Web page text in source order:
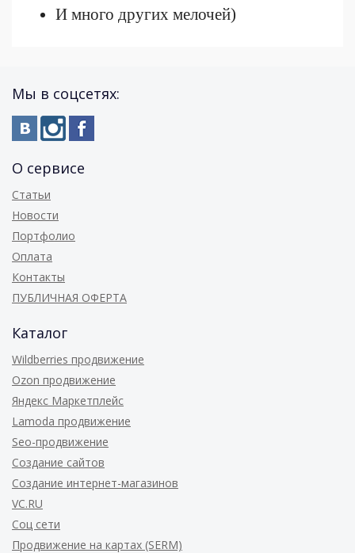
И много других мелочей)
Мы в соцсетях:
О сервисе
Статьи
Новости
Портфолио
Оплата
Контакты
ПУБЛИЧНАЯ ОФЕРТА
Каталог
Wildberries продвижение
Ozon продвижение
Яндекс Маркетплейс
Lamoda продвижение
Seo-продвижение
Создание сайтов
Создание интернет-магазинов
VC.RU
Соц сети
Продвижение на картах (SERM)